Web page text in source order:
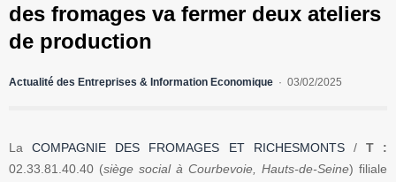
des fromages va fermer deux ateliers
de production
Actualité des Entreprises & Information Economique 03/02/2025
LaCOMPAGNIE DES FROMAGES ET RICHESMONTS/ T :
02.33.81.40.40 (siège social à Courbevoie, Hauts-de-Seine) filiale